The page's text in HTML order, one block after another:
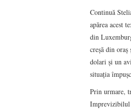
Continuă
apărea acest
din
creşă din
dolari şi un
situaţia
Prin urmare,
Imprevizibilul